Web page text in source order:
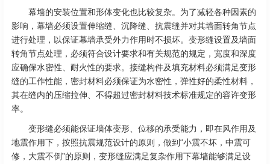
幕墙的安装位置和形体变化也比较复杂。为了减轻各种因素的
影响，幕墙必须设置伸缩缝、沉降缝、抗震缝并对其墙面转角节点
进行处理，以保证幕墙承受外力作用时不损坏。变形缝设置及墙面
转角节点处理，必须符合设计要求和有关规范的规定，宽度和深度
应确保水密性、耐火性的要求。接缝构件及填充材料必须满足变形
缝的工作性能，密封材料必须保证为水密性，弹性好的柔性材料，
其在缝内的压缩拉伸、不得超过密封材料技术标准规定的容许变形
率。
变形缝必须能保证墙体变形、位移的承受能力，即在风作用及
地震作用下，按照抗震规范设计的原则，做到“小震不坏，中震可
修，大震不倒”的原则，变形缝应满足复杂作用下幕墙能够满足设